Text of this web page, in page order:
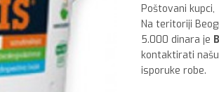
Poštovani kupci,
Na teritoriji
5.000 dinara je
kontaktirati
isporuke robe.